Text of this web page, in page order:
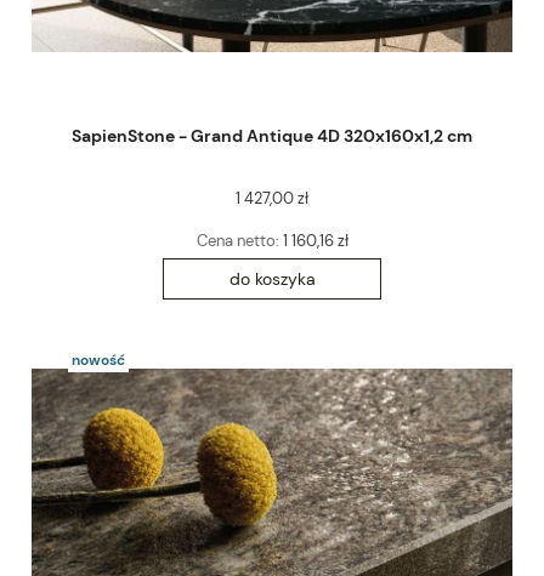
SapienStone - Grand Antique 4D 320x160x1,2 cm
1 427,00 zł
Cena netto: 1 160,16 zł
do koszyka
nowość